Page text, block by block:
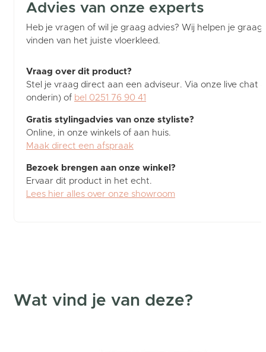
Advies van onze experts
Heb je vragen of wil je graag advies? Wij helpen je graag
vinden van het juiste vloerkleed.
Vraag over dit product?
Stel je vraag direct aan een adviseur. Via onze live chat
onderin) of bel 0251 76 90 41
Gratis stylingadvies van onze styliste?
Online, in onze winkels of aan huis.
Maak direct een afspraak
Bezoek brengen aan onze winkel?
Ervaar dit product in het echt.
Lees hier alles over onze showroom
Wat vind je van deze?